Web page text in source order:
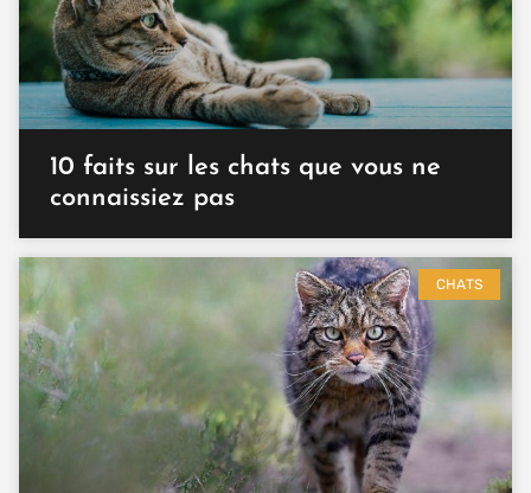
10 faits sur les chats que vous ne
connaissiez pas
CHATS